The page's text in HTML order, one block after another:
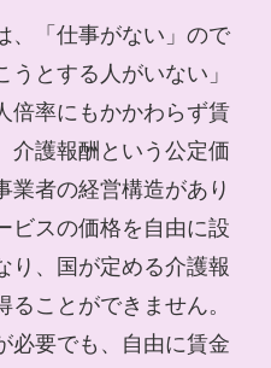
、「仕事がない」ので
とする人がいない」
倍率にもかかわらず賃
介護報酬という公定価
業者の経営構造があり
ビスの価格を自由に設
り、国が定める介護報
ことができません。
必要でも、自由に賃金